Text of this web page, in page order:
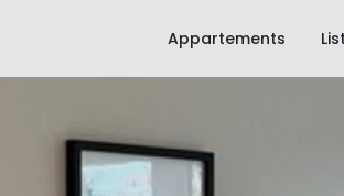
Appartements